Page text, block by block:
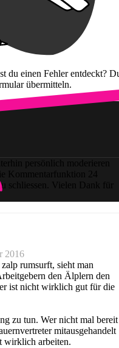
du einen Fehler entdeckt?
übermitteln.
persönlich moderieren
Kommentarfunktion 24
schliessen. Vielen Dank für
2016
rumsurft, sieht man
den Älplern den
ist nicht wirklich gut für die
zu tun. Wer nicht mal bereit
mitausgehandelt
wirklich arbeiten.